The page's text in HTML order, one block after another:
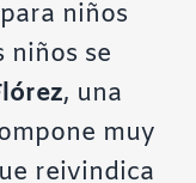
niños
niños se
, una
muy
reivindica